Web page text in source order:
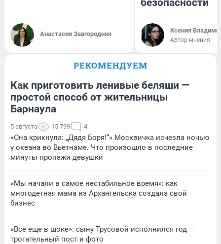
Анастасия Завгородняя Ксения
Автор мнения
РЕКОМЕНДУЕМ
Как приготовить ленивые беляши —
простой способ от жительницы
Барнаула
5 августа 15 799 4
«Она крикнула: „Дядя Боря!“» Москвичка исчезла ночью
у океана во Вьетнаме. Что произошло в последние
минуты пропажи девушки
«Мы начали в самое нестабильное время»: как
многодетная мама из Архангельска создала свой
бизнес
«Все еще в шоке»: сыну Трусовой исполнился год —
трогательный пост и фото